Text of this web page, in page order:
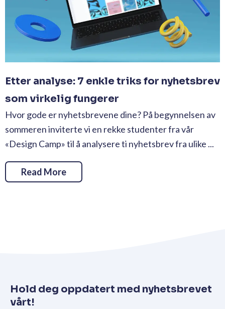
Etter analyse: 7 enkle triks for nyhetsbrev
som virkelig fungerer
Hvor gode er nyhetsbrevene dine? På begynnelsen av
sommeren inviterte vi en rekke studenter fra vår
«Design Camp» til å analysere ti nyhetsbrev fra ulike ...
Read More
Hold deg oppdatert med nyhetsbrevet
vårt!